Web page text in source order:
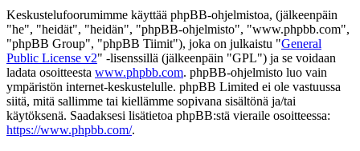
Keskustelufoorumimme käyttää phpBB-ohjelmistoa, (jälkeenpäin
"he", "heidät", "heidän", "phpBB-ohjelmisto", "www.phpbb.com",
"phpBB Group", "phpBB Tiimit"), joka on julkaistu "General
Public License v2" -lisenssillä (jälkeenpäin "GPL") ja se voidaan
ladata osoitteesta www.phpbb.com. phpBB-ohjelmisto luo vain
ympäristön internet-keskustelulle. phpBB Limited ei ole vastuussa
siitä, mitä sallimme tai kiellämme sopivana sisältönä ja/tai
käytöksenä. Saadaksesi lisätietoa phpBB:stä vieraile osoitteessa:
https://www.phpbb.com/.